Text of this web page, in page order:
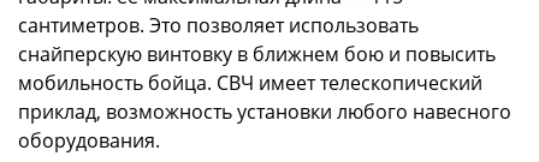
сантиметров. Это позволяет использовать
снайперскую винтовку в ближнем бою и повысить
мобильность бойца. СВЧ имеет телескопический
приклад, возможность установки любого навесного
оборудования.